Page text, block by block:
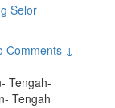
Selor
Comments ↓
Tengah-
Tengah